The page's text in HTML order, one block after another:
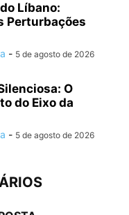
Líbano:
Perturbações
- 5 de agosto de 2026
O
do Eixo da
- 5 de agosto de 2026